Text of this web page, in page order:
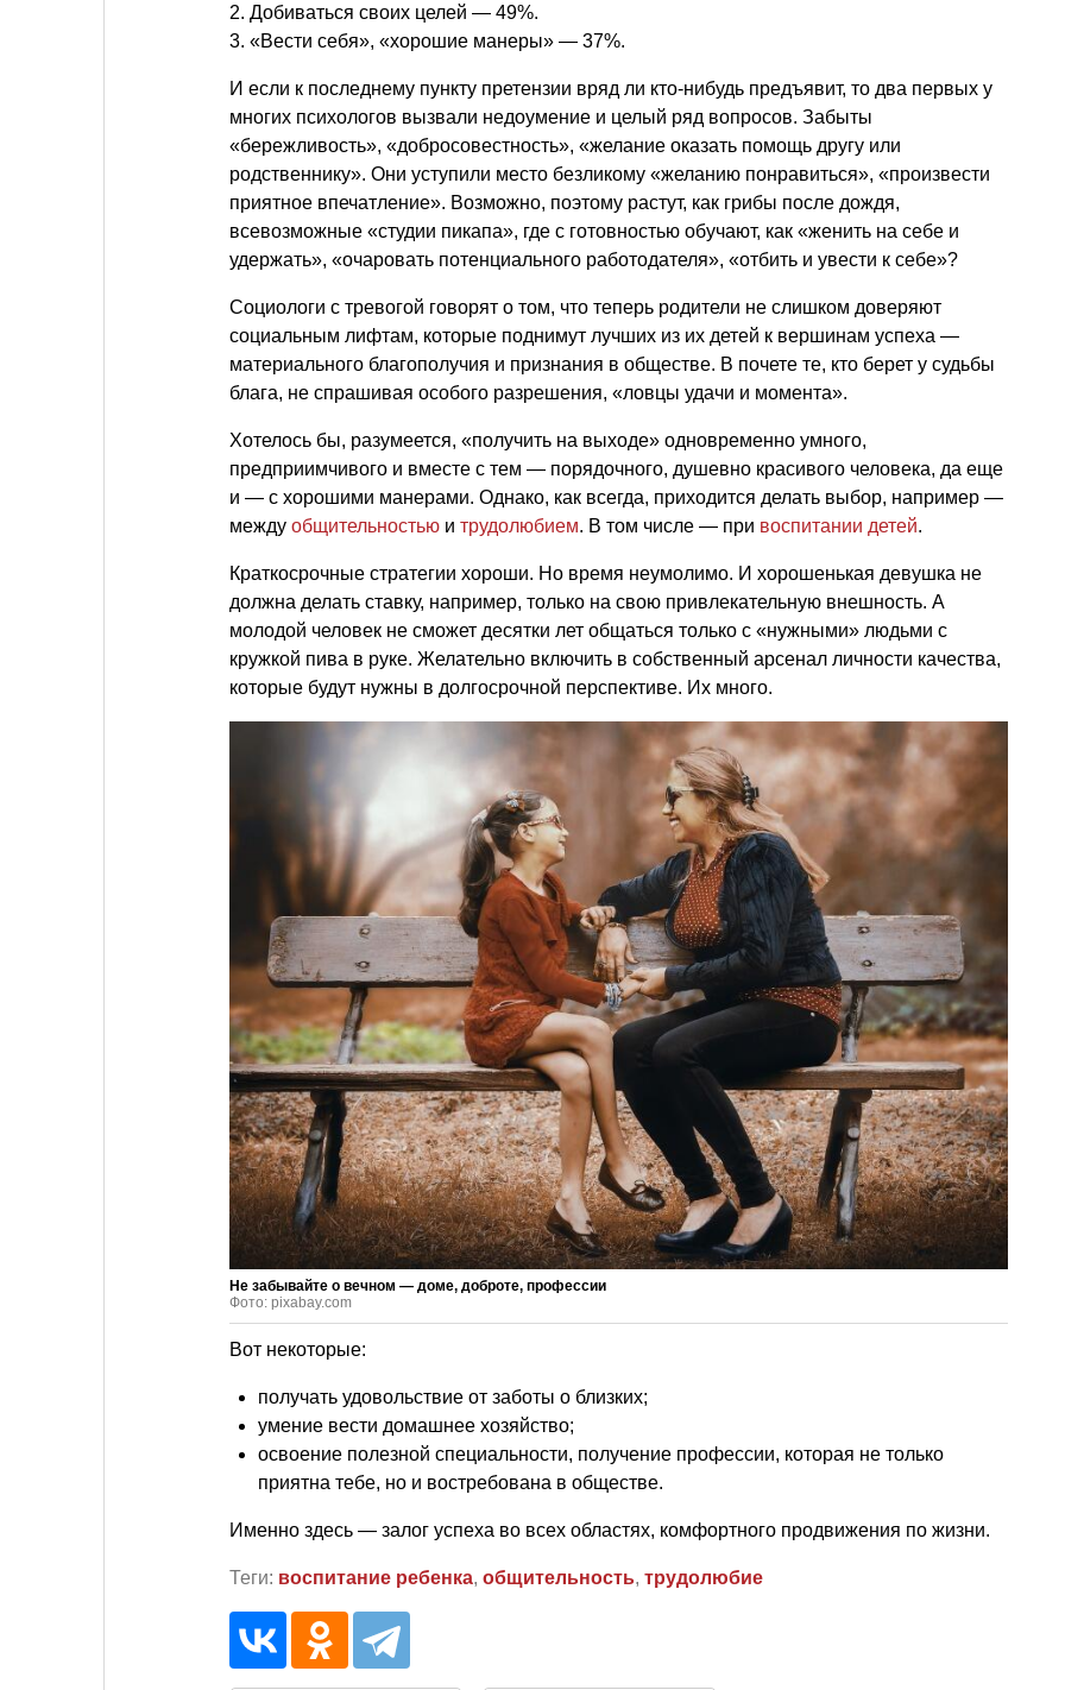
2. Добиваться своих целей — 49%.
3. «Вести себя», «хорошие манеры» — 37%.
И если к последнему пункту претензии вряд ли кто-нибудь предъявит, то два первых у
многих психологов вызвали недоумение и целый ряд вопросов. Забыты
«бережливость», «добросовестность», «желание оказать помощь другу или
родственнику». Они уступили место безликому «желанию понравиться», «произвести
приятное впечатление». Возможно, поэтому растут, как грибы после дождя,
всевозможные «студии пикапа», где с готовностью обучают, как «женить на себе и
удержать», «очаровать потенциального работодателя», «отбить и увести к себе»?
Социологи с тревогой говорят о том, что теперь родители не слишком доверяют
социальным лифтам, которые поднимут лучших из их детей к вершинам успеха —
материального благополучия и признания в обществе. В почете те, кто берет у судьбы
блага, не спрашивая особого разрешения, «ловцы удачи и момента».
Хотелось бы, разумеется, «получить на выходе» одновременно умного,
предприимчивого и вместе с тем — порядочного, душевно красивого человека, да еще
и — с хорошими манерами. Однако, как всегда, приходится делать выбор, например —
между общительностью и трудолюбием. В том числе — при воспитании детей.
Краткосрочные стратегии хороши. Но время неумолимо. И хорошенькая девушка не
должна делать ставку, например, только на свою привлекательную внешность. А
молодой человек не сможет десятки лет общаться только с «нужными» людьми с
кружкой пива в руке. Желательно включить в собственный арсенал личности качества,
которые будут нужны в долгосрочной перспективе. Их много.
Не забывайте о вечном — доме, доброте, профессии
Фото: pixabay.com
Вот некоторые:
получать удовольствие от заботы о близких;
умение вести домашнее хозяйство;
освоение полезной специальности, получение профессии, которая не только
приятна тебе, но и востребована в обществе.
Именно здесь — залог успеха во всех областях, комфортного продвижения по жизни.
Теги: воспитание ребенка, общительность, трудолюбие